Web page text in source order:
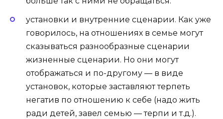
установки и внутренние сценарии. Как уже
говорилось, на отношениях в семье могут
сказываться разнообразные сценарии
жизненные сценарии. Но они могут
отображаться и по-другому — в виде
установок, которые заставляют терпеть
негатив по отношению к себе (надо жить
ради детей, завел семью — терпи и т.д.).